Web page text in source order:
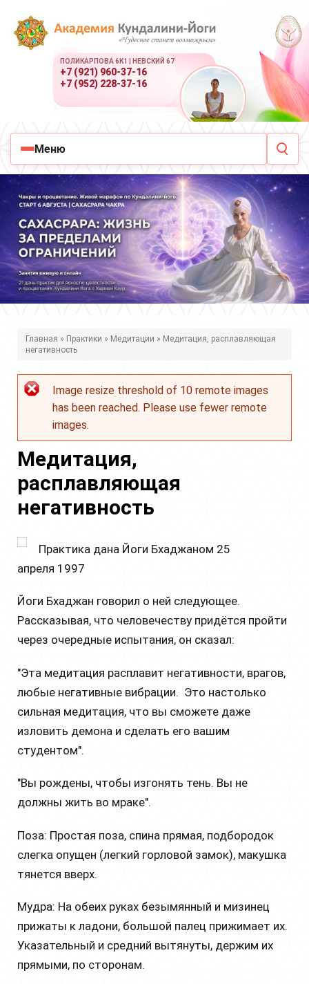
ПОЛИКАРПОВА 6К1 | НЕВСКИЙ 67
+7 (921) 960-37-16
+7 (952) 228-37-16
Меню
с
ь
Главная » Практики » Медитации » Медитация, расплавляющая
негативность
Сообщение
ошибке
Image resize threshold of 10 remote images
has been reached. Please use fewer remote
images.
Медитация,
расплавляющая
негативность
Практика дана Йоги Бхаджаном 25
апреля 1997
Йоги Бхаджан говорил о ней следующее.
Рассказывая, что человечеству придётся пройти
через очередные испытания, он сказал:
"Эта медитация расплавит негативности, врагов,
любые негативные вибрации. Это настолько
сильная медитация, что вы сможете даже
изловить демона и сделать его вашим
студентом".
"Вы рождены, чтобы изгонять тень. Вы не
должны жить во мраке".
Поза: Простая поза, спина прямая, подбородок
слегка опущен (легкий горловой замок), макушка
тянется вверх.
Мудра: На обеих руках безымянный и мизинец
прижаты к ладони, большой палец прижимает их.
Указательный и средний вытянуты, держим их
прямыми, по сторонам.